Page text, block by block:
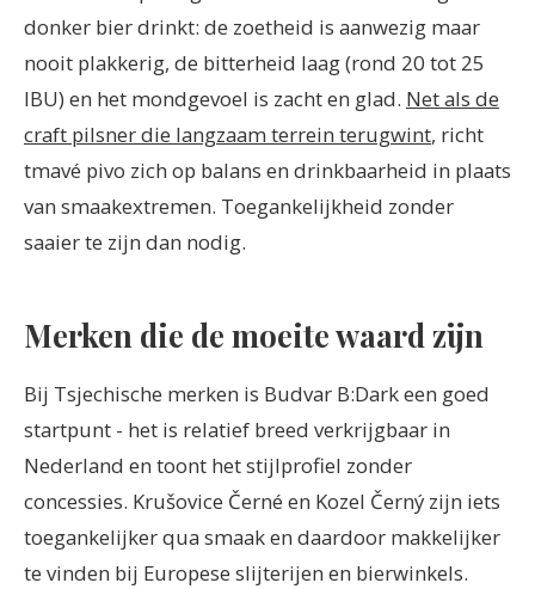
donker bier drinkt: de zoetheid is aanwezig maar
nooit plakkerig, de bitterheid laag (rond 20 tot 25
IBU) en het mondgevoel is zacht en glad. Net als de
craft pilsner die langzaam terrein terugwint, richt
tmavé pivo zich op balans en drinkbaarheid in plaats
van smaakextremen. Toegankelijkheid zonder
saaier te zijn dan nodig.
Merken die de moeite waard zijn
Bij Tsjechische merken is Budvar B:Dark een goed
startpunt - het is relatief breed verkrijgbaar in
Nederland en toont het stijlprofiel zonder
concessies. Krušovice Černé en Kozel Černý zijn iets
toegankelijker qua smaak en daardoor makkelijker
te vinden bij Europese slijterijen en bierwinkels.